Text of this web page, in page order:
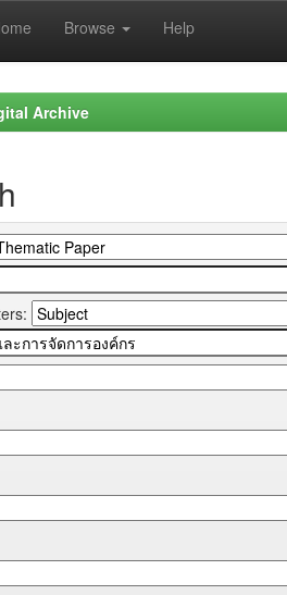
Browse Help
Archive